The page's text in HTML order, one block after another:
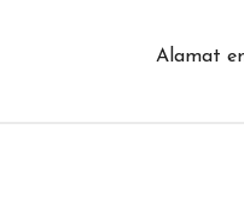
Alamat